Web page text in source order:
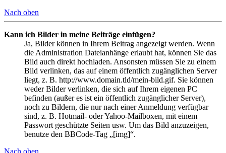
Nach oben
Kann ich Bilder in meine Beiträge einfügen?
Ja, Bilder können in Ihrem Beitrag angezeigt werden. Wenn
die Administration Dateianhänge erlaubt hat, können Sie das
Bild auch direkt hochladen. Ansonsten müssen Sie zu einem
Bild verlinken, das auf einem öffentlich zugänglichen Server
liegt, z. B. http://www.domain.tld/mein-bild.gif. Sie können
weder Bilder verlinken, die sich auf Ihrem eigenen PC
befinden (außer es ist ein öffentlich zugänglicher Server),
noch zu Bildern, die nur nach einer Anmeldung verfügbar
sind, z. B. Hotmail- oder Yahoo-Mailboxen, mit einem
Passwort geschützte Seiten usw. Um das Bild anzuzeigen,
benutze den BBCode-Tag „[img]“.
Nach oben